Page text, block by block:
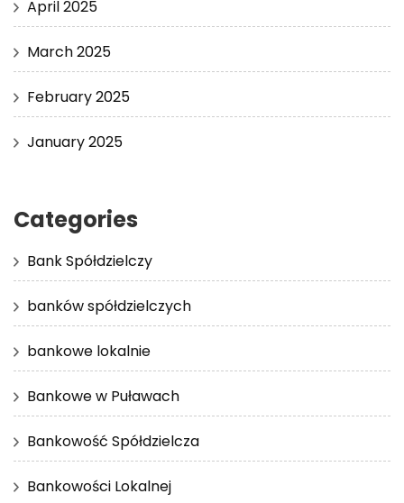
April 2025
March 2025
February 2025
January 2025
Categories
Bank Spółdzielczy
banków spółdzielczych
bankowe lokalnie
Bankowe w Puławach
Bankowość Spółdzielcza
Bankowości Lokalnej